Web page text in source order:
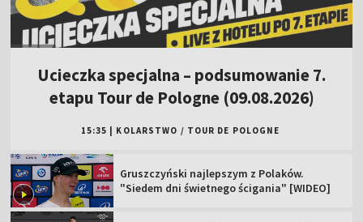
Ucieczka specjalna – podsumowanie 7.
etapu Tour de Pologne (09.08.2026)
15:35 KOLARSTWO / TOUR DE POLOGNE
Gruszczyński najlepszym z Polaków.
"Siedem dni świetnego ścigania" [WIDEO]